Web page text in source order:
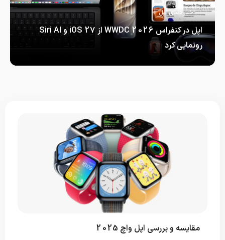
اخبار دنیای اپل
اپل در کنفراس WWDC 2026 از iOS 27 و Siri AI
رونمایی کرد
مقایسه و بررسی اپل واچ 2025